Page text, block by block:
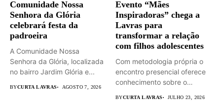
Comunidade Nossa
Senhora da Glória
celebrará festa da
padroeira
A Comunidade Nossa
Senhora da Glória, localizada
no bairro Jardim Glória e...
BYCURTA LAVRAS AGOSTO 7, 2026
Evento “Mães
Inspiradoras” chega a
Lavras para
transformar a relação
com filhos adolescentes
Com metodologia própria o
encontro presencial oferece
conhecimento sobre o
BYCURTA LAVRAS JULHO 23, 2026